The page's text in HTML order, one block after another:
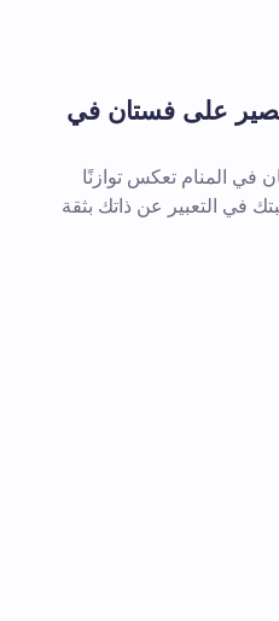
على فستان في
المنام تعكس توازنًا
في التعبير عن ذاتك بثقة